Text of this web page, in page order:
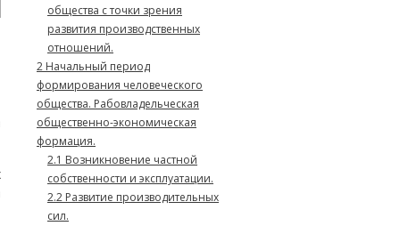
общества с точки зрения
развития производственных
отношений.
2 Начальный период
формирования человеческого
общества. Рабовладельческая
общественно-экономическая
формация.
2.1 Возникновение частной
собственности и эксплуатации.
2.2 Развитие производительных
сил.